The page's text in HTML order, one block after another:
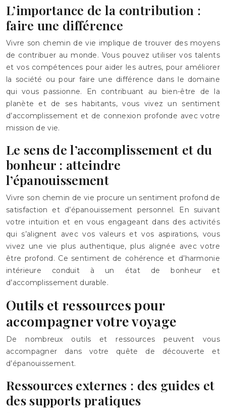
L’importance de la contribution :
faire une différence
Vivre son chemin de vie implique de trouver des moyens
de contribuer au monde. Vous pouvez utiliser vos talents
et vos compétences pour aider les autres, pour améliorer
la société ou pour faire une différence dans le domaine
qui vous passionne. En contribuant au bien-être de la
planète et de ses habitants, vous vivez un sentiment
d’accomplissement et de connexion profonde avec votre
mission de vie.
Le sens de l’accomplissement et du
bonheur : atteindre
l’épanouissement
Vivre son chemin de vie procure un sentiment profond de
satisfaction et d’épanouissement personnel. En suivant
votre intuition et en vous engageant dans des activités
qui s’alignent avec vos valeurs et vos aspirations, vous
vivez une vie plus authentique, plus alignée avec votre
être profond. Ce sentiment de cohérence et d’harmonie
intérieure conduit à un état de bonheur et
d’accomplissement durable.
Outils et ressources pour
accompagner votre voyage
De nombreux outils et ressources peuvent vous
accompagner dans votre quête de découverte et
d’épanouissement.
Ressources externes : des guides et
des supports pratiques